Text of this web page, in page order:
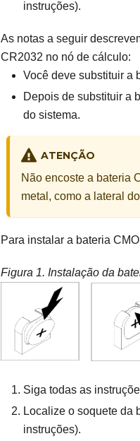
instruções).
As notas a seguir
CR2032 no nó de cálculo:
Você deve substituir a
Depois de substituir a
do sistema.
ATENÇÃO
Não encoste a bateria
metal, como a lateral
Para instalar a bateria
Figura 1. Instalação da
Siga todas as
Localize o soquete da
instruções).